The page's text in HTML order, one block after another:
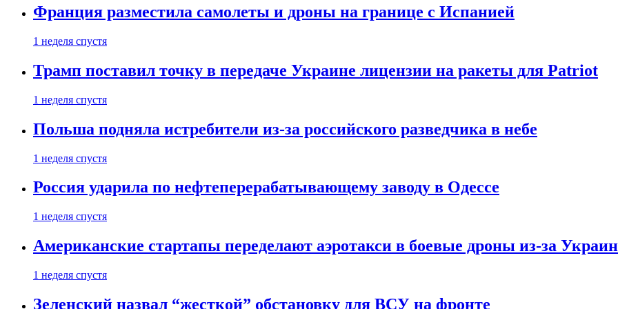
Франция разместила самолеты и дроны на границе с Испанией
1 неделя спустя
Трамп поставил точку в передаче Украине лицензии на ракеты для Patriot
1 неделя спустя
Польша подняла истребители из-за российского разведчика в небе
1 неделя спустя
Россия ударила по нефтеперерабатывающему заводу в Одессе
1 неделя спустя
Американские стартапы переделают аэротакси в боевые дроны из-за
1 неделя спустя
Зеленский назвал “жесткой” обстановку для ВСУ на фронте